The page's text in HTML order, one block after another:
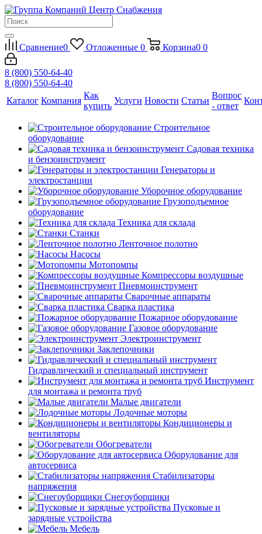
Сравнение0 Отложенные 0 Корзина0 0
8 (800) 550-64-40
8 (800) 550-64-40
Каталог Компания
Как
купить
Услуги Новости Статьи
Вопрос
- ответ
Строительное
оборудование
Садовая техника
и бензоинструмент
Генераторы и
электростанции
Уборочное оборудование
Грузоподъемное
оборудование
Техника для склада
Станки
Ленточное полотно
Насосы
Мотопомпы
Компрессоры воздушные
Пневмоинструмент
Сварочные аппараты
Сварка пластика
Пожарное оборудование
Газовое оборудование
Электроинструмент
Заклепочники
Гидравлический и специальный инструмент
Инструмент
для монтажа и ремонта труб
Малые двигатели
Лодочные моторы
Кондиционеры и
вентиляторы
Обогреватели
Оборудование для
автосервиса
Стабилизаторы
напряжения
Снегоуборщики
Пусковые и
зарядные устройства
Мебель